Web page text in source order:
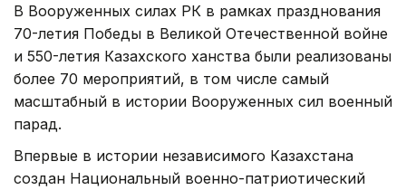
В Вооруженных силах РК в рамках празднования
70-летия Победы в Великой Отечественной войне
и 550-летия Казахского ханства были реализованы
более 70 мероприятий, в том числе самый
масштабный в истории Вооруженных сил военный
парад.
Впервые в истории независимого Казахстана
создан Национальный военно-патриотический